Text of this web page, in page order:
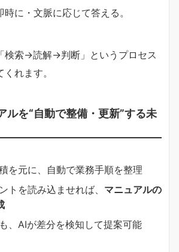
に・文脈に応じて答える。
検索→読解→判断」というプロセス
れます。
ルを“自動で整備・更新”する未
を元に、自動で業務手順を整理
トを読み込ませれば、 マニュアルの
、AIが差分を検知して提案可能